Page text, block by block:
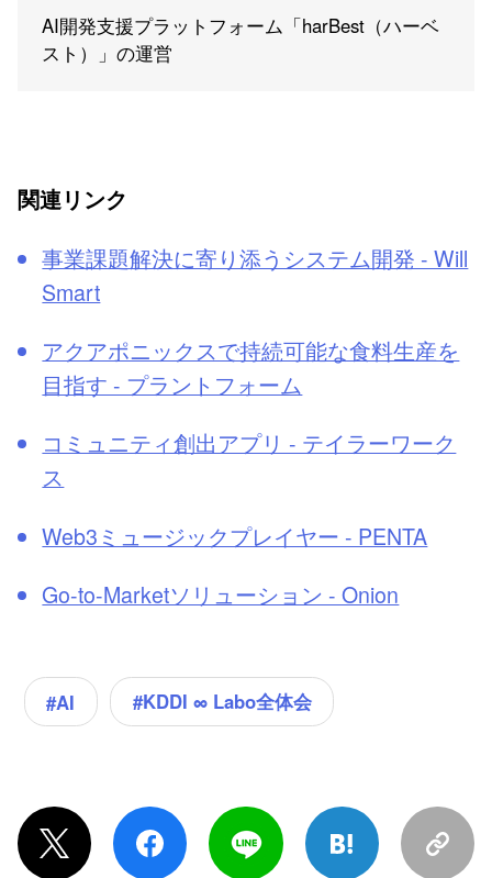
AI開発支援プラットフォーム「harBest（ハーベ
スト）」の運営
関連リンク
事業課題解決に寄り添うシステム開発 - Will
Smart
アクアポニックスで持続可能な食料生産を
目指す - プラントフォーム
コミュニティ創出アプリ - テイラーワーク
ス
Web3ミュージックプレイヤー - PENTA
Go-to-Marketソリューション - Onion
#AI #KDDI ∞ Labo全体会